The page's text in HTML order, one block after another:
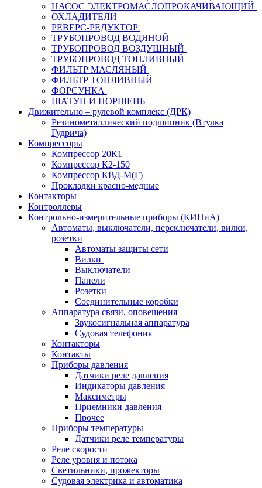
НАСОС ЭЛЕКТРОМАСЛОПРОКАЧИВАЮЩИЙ
ОХЛАДИТЕЛИ
РЕВЕРС-РЕДУКТОР
ТРУБОПРОВОД ВОДЯНОЙ
ТРУБОПРОВОД ВОЗДУШНЫЙ
ТРУБОПРОВОД ТОПЛИВНЫЙ
ФИЛЬТР МАСЛЯНЫЙ
ФИЛЬТР ТОПЛИВНЫЙ
ФОРСУНКА
ШАТУН И ПОРШЕНЬ
Движительно – рулевой комплекс (ДРК)
Резинометаллический подшипник (Втулка
Гудрича)
Компрессоры
Компрессор 20К1
Компрессор К2-150
Компрессор КВД-М(Г)
Прокладки красно-медные
Контакторы
Контроллеры
Контрольно-измерительные приборы (КИПиА)
Автоматы, выключатели, переключатели, вилки,
розетки
Автоматы защиты сети
Вилки
Выключатели
Панели
Розетки
Соединительные коробки
Аппаратура связи, оповещения
Звукосигнальная аппаратура
Судовая телефония
Контакторы
Контакты
Приборы давления
Датчики реле давления
Индикаторы давления
Максиметры
Приемники давления
Прочее
Приборы температуры
Датчики реле температуры
Реле скорости
Реле уровня и потока
Светильники, прожекторы
Судовая электрика и автоматика